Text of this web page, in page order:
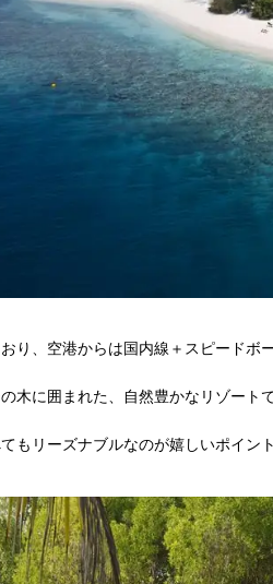
り、空港からは国内線＋スピードボ
木に囲まれた、自然豊かなリゾート
もリーズナブルなのが嬉しいポイント